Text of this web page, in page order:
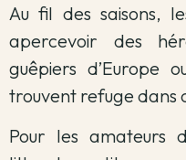
Au fil des saisons,
apercevoir des
guêpiers d’Europe
trouvent refuge dans
Pour les amateurs